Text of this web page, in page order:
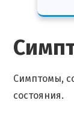
Симптомы,
состояния.